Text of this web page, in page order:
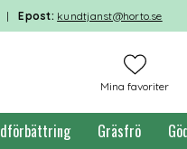
|Epost: kundtjanst@horto.se
Mina favoriter
Gräsfrö